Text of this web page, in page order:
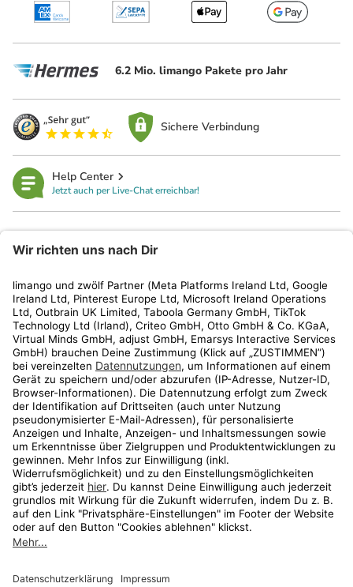
6.2 Mio. limango Pakete pro Jahr
Sichere Verbindung
Help Center
Jetzt auch per Live-Chat erreichbar!
Kundenservice
Shop
Aktionen
Travel